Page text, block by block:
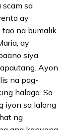
scam sa
ay
na bumalik
ay
siya
Ayon
na pag-
halaga. Sa
iyon sa lalong
ng